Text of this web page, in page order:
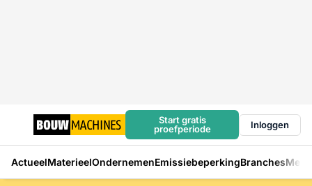
Start gratis
proefperiode
Inloggen
ActueelMaterieelOndernemenEmissiebeperkingBranches